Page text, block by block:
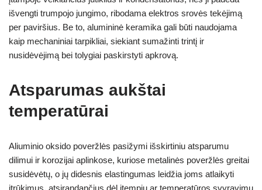
išvengti trumpojo jungimo, ribodama elektros srovės tekėjimą
per paviršius. Be to, alumininė keramika gali būti naudojama
kaip mechaniniai tarpikliai, siekiant sumažinti trintį ir
nusidėvėjimą bei tolygiai paskirstyti apkrovą.
Atsparumas aukštai
temperatūrai
Aliuminio oksido poveržlės pasižymi išskirtiniu atsparumu
dilimui ir korozijai aplinkose, kuriose metalinės poveržlės greitai
susidėvėtų, o jų didesnis elastingumas leidžia joms atlaikyti
įtrūkimus, atsirandančius dėl įtempių ar temperatūros svyravimų